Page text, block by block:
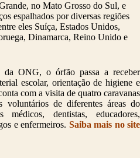
no Mato Grosso do Sul, e
espalhados por diversas regiões
eles Suíça, Estados Unidos,
Dinamarca, Reino Unido e
da ONG, o órfão passa a receber
escolar, orientação de higiene e
com a visita de quatro caravanas
voluntários de diferentes áreas do
dentistas, educadores,
e enfermeiros. Saiba mais no site